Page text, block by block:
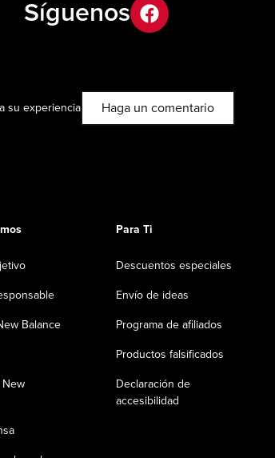
Síguenos facebook
su experiencia Haga un comentario
Balance
New
Para Ti
Descuentos especiales
Envío de ideas
Programa de afiliados
Productos falsificados
Declaración de
accesibilidad